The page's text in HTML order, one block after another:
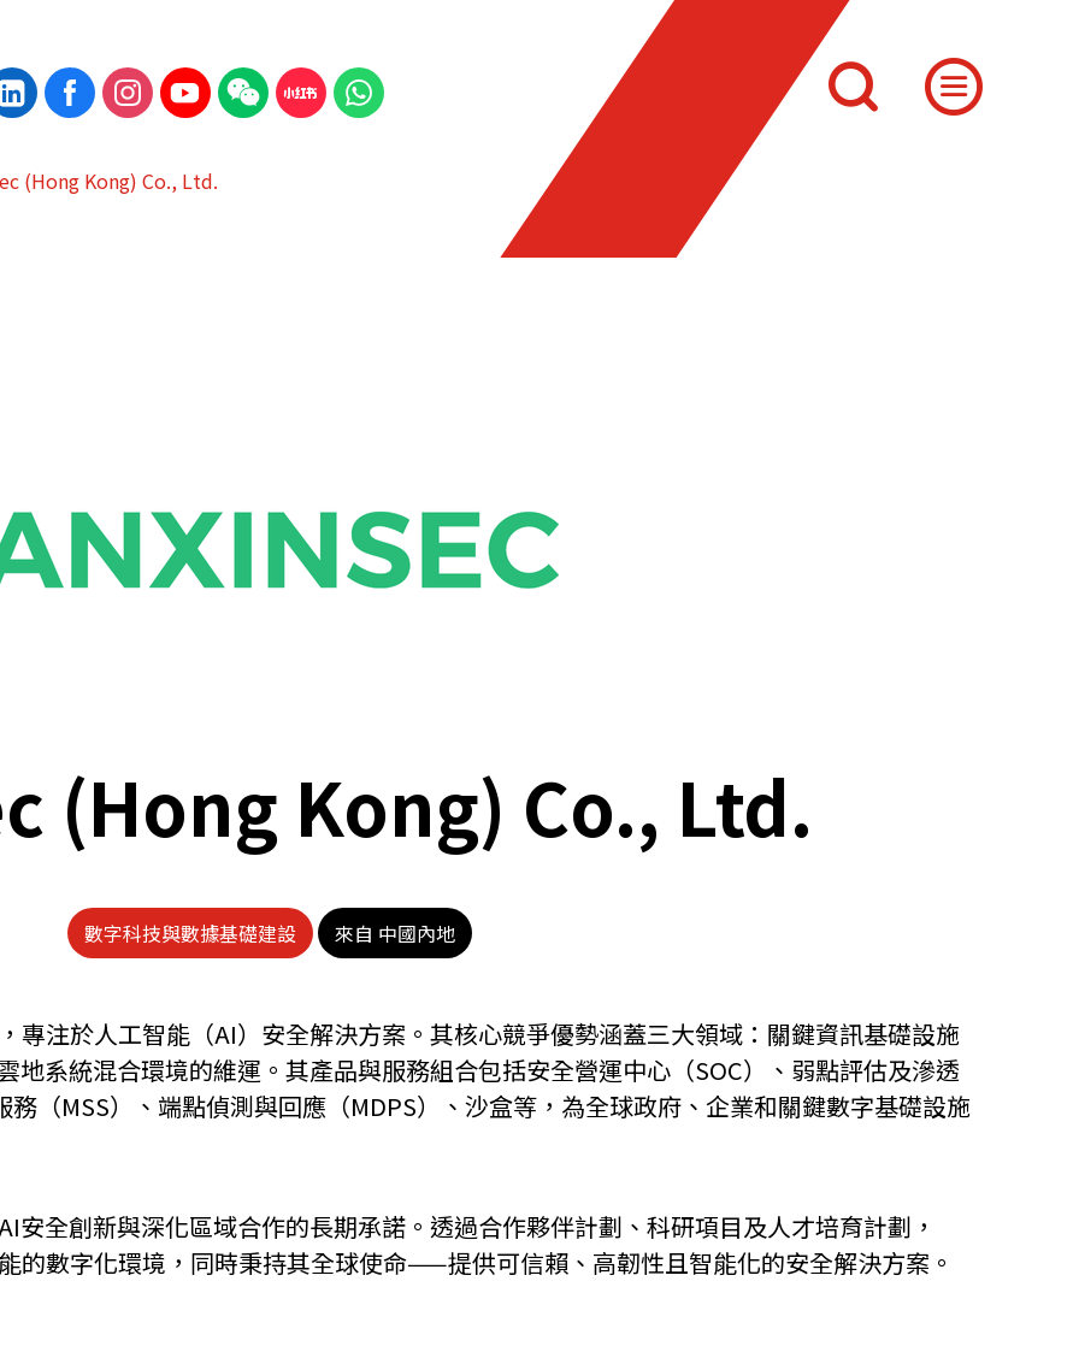
(Hong Kong) Co., Ltd.
(Hong Kong) Co., Ltd.
數字科技與數據基礎建設 來自 中國內地
專注於人工智能（AI）安全解決方案。其核心競爭優勢涵蓋三大領域：關鍵資訊基礎設施
地系統混合環境的維運。其產品與服務組合包括安全營運中心（SOC）、弱點評估及滲透
（MSS）、端點偵測與回應（MDPS）、沙盒等，為全球政府、企業和關鍵數字基礎設施
全創新與深化區域合作的長期承諾。透過合作夥伴計劃、科研項目及人才培育計劃，
的數字化環境，同時秉持其全球使命——提供可信賴、高韌性且智能化的安全解決方案。